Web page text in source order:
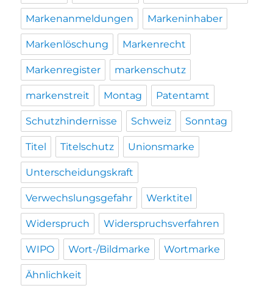
Markenanmeldungen Markeninhaber
Markenlöschung Markenrecht
Markenregister markenschutz
markenstreit Montag Patentamt
Schutzhindernisse Schweiz Sonntag
Titel Titelschutz Unionsmarke
Unterscheidungskraft
Verwechslungsgefahr Werktitel
Widerspruch Widerspruchsverfahren
WIPO Wort-/Bildmarke Wortmarke
Ähnlichkeit